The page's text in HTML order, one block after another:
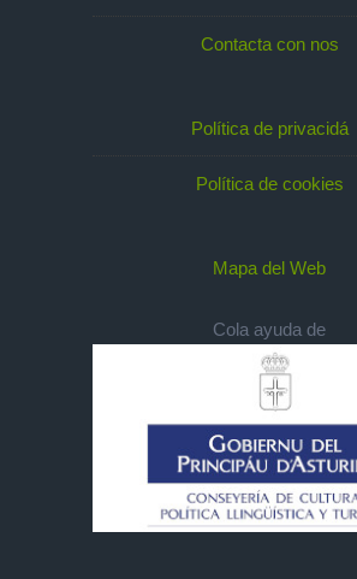
Contacta con nos
Política de privacidá
Política de cookies
Mapa del Web
Cola ayuda de